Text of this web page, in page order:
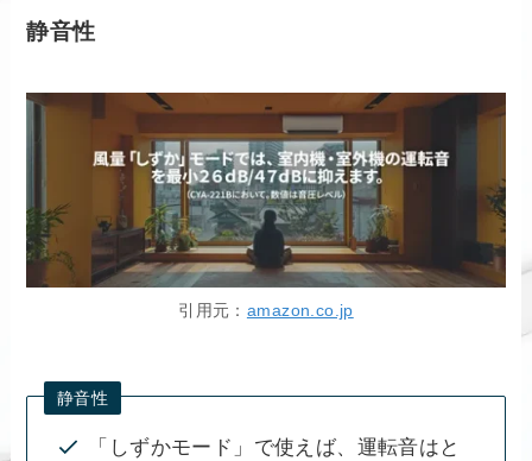
静音性
引用元： amazon.co.jp
静音性
「しずかモード」で使えば、運転音はと